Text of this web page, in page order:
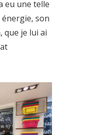
eu une telle
son
que je lui ai